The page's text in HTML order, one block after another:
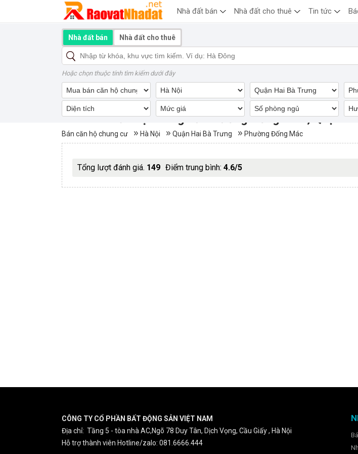
Mua bán căn hộ chung cư Phường Đống Mác, Quận
Bán căn hộ chung cư Hà Nội Quận Hai Bà Trưng Phường Đống Mác
Tổng lượt đánh giá. 149 Điểm trung bình: 4.6/5
Nhà đất bán Nhà đất cho thuê
Hoặc chọn thuộc tính tìm kiếm dưới đây
Nhà đất bán Nhà đất cho thuê Tin tức
CÔNG TY CỔ PHẦN BẤT ĐỘNG SẢN VIỆT NAM
Địa chỉ: Tầng 5 - tòa nhà AC,Ngõ 78 Duy Tân, Dịch Vọng, Cầu Giấy , Hà Nội
Hỗ trợ thành viên Hotline/zalo: 081.6666.444